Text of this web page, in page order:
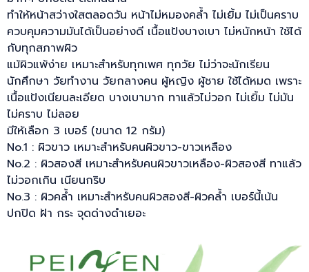
ทำให้หน้าสว่างใสตลอดวัน หน้าไม่หมองคล้ำ ไม่เยิ้ม ไม่เป็นคราบ
ควบคุมความมันได้เป็นอย่างดี เนื้อแป้งบางเบา ไม่หนักหน้า ใช้ได้
กับทุกสภาพผิว
แม้ผิวแพ้ง่าย เหมาะสำหรับทุกเพศ ทุกวัย ไม่ว่าจะนักเรียน
นักศึกษา วัยทำงาน วัยกลางคน ผู้หญิง ผู้ชาย ใช้ได้หมด เพราะ
เนื้อแป้งเนียนละเอียด บางเบามาก ทาแล้วไม่วอก ไม่เยิ้ม ไม่มัน
ไม่คราบ ไม่ลอย
มีให้เลือก 3 เบอร์ (ขนาด 12 กรัม)
No.1 : ผิวขาว เหมาะสำหรับคนผิวขาว-ขาวเหลือง
No.2 : ผิวสองสี เหมาะสำหรับคนผิวขาวเหลือง-ผิวสองสี ทาแล้ว
ไม่วอกเกิน เนียนกริบ
No.3 : ผิวคล้ำ เหมาะสำหรับคนผิวสองสี-ผิวคล้ำ เบอร์นี้เน้น
ปกปิด ฝ้า กระ จุดด่างดำเยอะ